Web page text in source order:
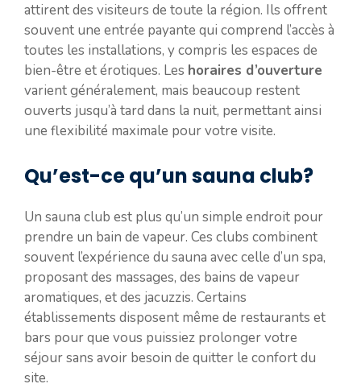
attirent des visiteurs de toute la région. Ils offrent
souvent une entrée payante qui comprend l’accès à
toutes les installations, y compris les espaces de
bien-être et érotiques. Les horaires d’ouverture
varient généralement, mais beaucoup restent
ouverts jusqu’à tard dans la nuit, permettant ainsi
une flexibilité maximale pour votre visite.
Qu’est-ce qu’un sauna club?
Un sauna club est plus qu’un simple endroit pour
prendre un bain de vapeur. Ces clubs combinent
souvent l’expérience du sauna avec celle d’un spa,
proposant des massages, des bains de vapeur
aromatiques, et des jacuzzis. Certains
établissements disposent même de restaurants et
bars pour que vous puissiez prolonger votre
séjour sans avoir besoin de quitter le confort du
site.